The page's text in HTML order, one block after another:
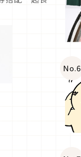
No.6